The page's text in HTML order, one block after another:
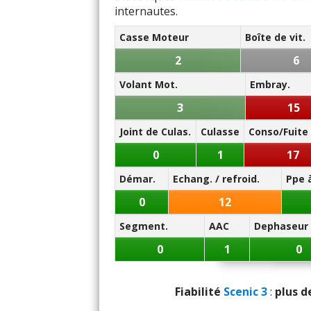
Qualité
Usure
14/20
Panne la plus signalée :
injection
internautes.
Casse Moteur Boîte de vit.
2 6
Volant Mot. Embray.
3 15
Joint de Culas. Culasse Conso/Fuite
0 1 17
Démar. Echang. / refroid. Ppe
0 12
Segment. AAC Dephaseur
0 1 0
Fiabilité Scenic 3: plus